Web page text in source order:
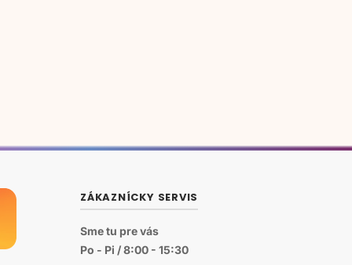
ZÁKAZNÍCKY SERVIS
Sme tu pre vás
Po - Pi / 8:00 - 15:30